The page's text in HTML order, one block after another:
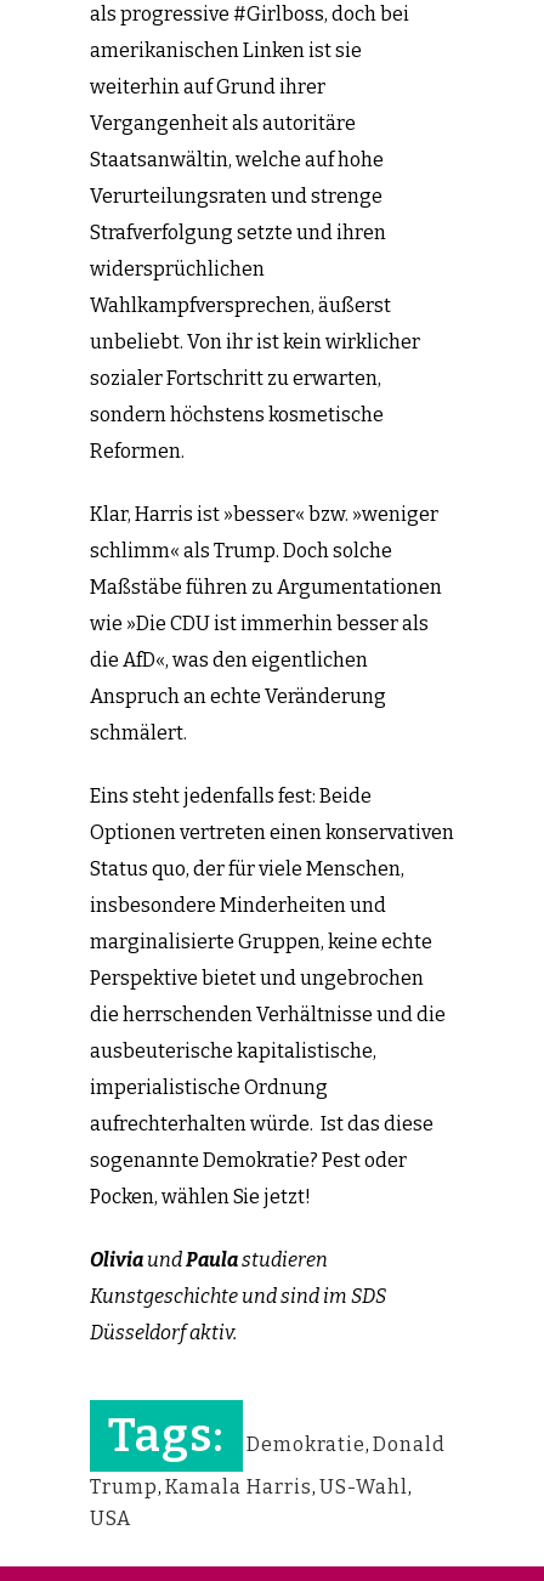
als progressive #Girlboss, doch bei
amerikanischen Linken ist sie
weiterhin auf Grund ihrer
Vergangenheit als autoritäre
Staatsanwältin, welche auf hohe
Verurteilungsraten und strenge
Strafverfolgung setzte und ihren
widersprüchlichen
Wahlkampfversprechen, äußerst
unbeliebt. Von ihr ist kein wirklicher
sozialer Fortschritt zu erwarten,
sondern höchstens kosmetische
Reformen.
Klar, Harris ist »besser« bzw. »weniger
schlimm« als Trump. Doch solche
Maßstäbe führen zu Argumentationen
wie »Die CDU ist immerhin besser als
die AfD«, was den eigentlichen
Anspruch an echte Veränderung
schmälert.
Eins steht jedenfalls fest: Beide
Optionen vertreten einen konservativen
Status quo, der für viele Menschen,
insbesondere Minderheiten und
marginalisierte Gruppen, keine echte
Perspektive bietet und ungebrochen
die herrschenden Verhältnisse und die
ausbeuterische kapitalistische,
imperialistische Ordnung
aufrechterhalten würde. Ist das diese
sogenannte Demokratie? Pest oder
Pocken, wählen Sie jetzt!
OliviaundPaulastudieren
Kunstgeschichte und sind im SDS
Düsseldorf aktiv.
Tags: Demokratie, Donald
Trump, Kamala Harris, US-Wahl ,
USA